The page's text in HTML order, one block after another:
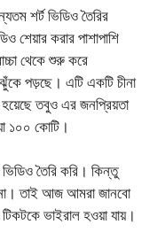
শর্ট ভিডিও তৈরির
শেয়ার করার পাশাপাশি
থেকে শুরু করে
পড়ছে। এটি একটি চীনা
তবুও এর জনপ্রিয়তা
১০০ কোটি।
তৈরি করি। কিন্তু
তাই আজ আমরা জানবো
ভাইরাল হওয়া যায়।